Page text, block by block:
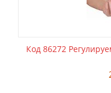
Код 86272